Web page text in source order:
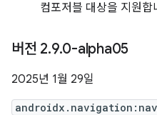
컴포저블 대상을 지원합
버전 2.9.0-alpha05
2025년 1월 29일